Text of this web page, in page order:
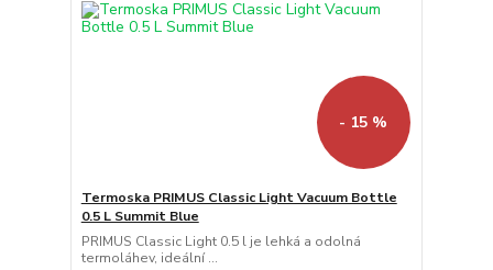
- 15 %
Termoska PRIMUS Classic Light Vacuum Bottle
0.5 L Summit Blue
PRIMUS Classic Light 0.5 l je lehká a odolná
termoláhev, ideální ...